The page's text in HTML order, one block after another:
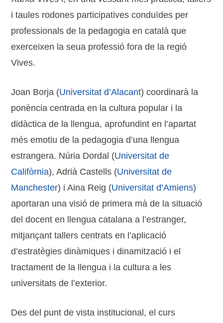
i taules rodones participatives conduïdes per
professionals de la pedagogia en català que
exerceixen la seua professió fora de la regió
Vives.
Joan Borja (Universitat d’Alacant) coordinarà la
ponència centrada en la cultura popular i la
didàctica de la llengua, aprofundint en l’apartat
més emotiu de la pedagogia d’una llengua
estrangera. Núria Dordal (Universitat de
Califòrnia), Adrià Castells (Universitat de
Manchester) i Aina Reig (Universitat d’Amiens)
aportaran una visió de primera mà de la situació
del docent en llengua catalana a l’estranger,
mitjançant tallers centrats en l’aplicació
d’estratègies dinàmiques i dinamització i el
tractament de la llengua i la cultura a les
universitats de l’exterior.
Des del punt de vista institucional, el curs